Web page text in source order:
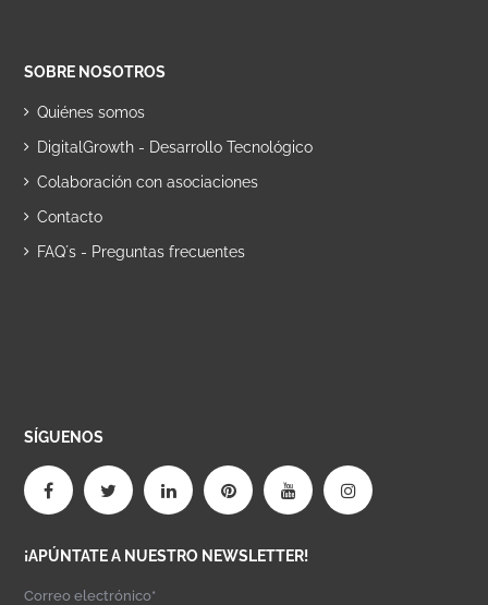
SOBRE NOSOTROS
Quiénes somos
DigitalGrowth - Desarrollo Tecnológico
Colaboración con asociaciones
Contacto
FAQ´s - Preguntas frecuentes
SÍGUENOS
¡APÚNTATE A NUESTRO NEWSLETTER!
Correo electrónico*